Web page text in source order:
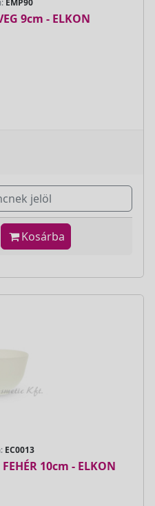
9cm - ELKON
jelöl
Kosárba
EC0013
10cm - ELKON